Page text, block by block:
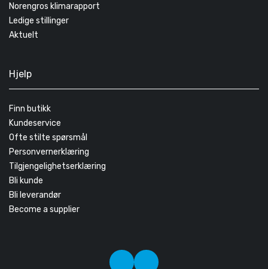
Norengros klimarapport
Ledige stillinger
Aktuelt
Hjelp
Finn butikk
Kundeservice
Ofte stilte spørsmål
Personvernerklæring
Tilgjengelighetserklæring
Bli kunde
Bli leverandør
Become a supplier